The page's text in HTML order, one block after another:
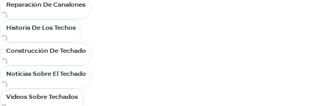
Reparación De Canalones
Reparación De Canalones
Historia De Los Techos
Historia De Los Techos
Construcción De Techado
Construcción De Techado
Noticias Sobre El Techado
Noticias Sobre El Techado
Videos Sobre Techados
Videos Sobre Techados